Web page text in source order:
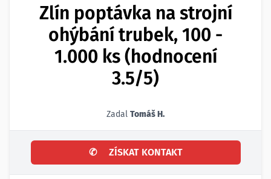
Zlín poptávka na strojní
ohýbání trubek, 100 -
1.000 ks (hodnocení
3.5/5)
Zadal Tomáš H.
✆ ZÍSKAT KONTAKT